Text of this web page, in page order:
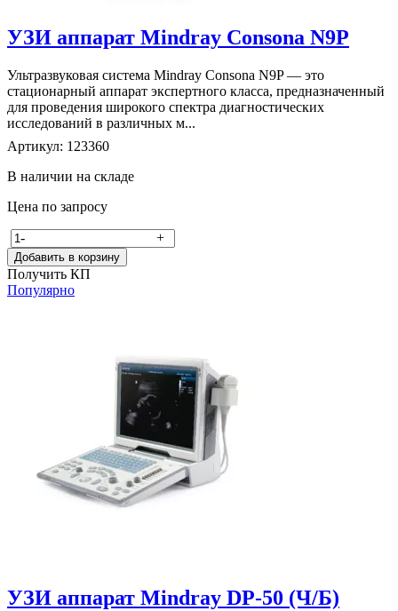
УЗИ аппарат Mindray Consona N9P
Ультразвуковая система Mindray Consona N9P — это
стационарный аппарат экспертного класса, предназначенный
для проведения широкого спектра диагностических
исследований в различных м...
Артикул: 123360
В наличии на складе
Цена по запросу
- +
Добавить в корзину
Получить КП
Популярно
УЗИ аппарат Mindray DP-50 (Ч/Б)